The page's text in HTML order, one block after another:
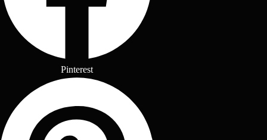
Pinterest